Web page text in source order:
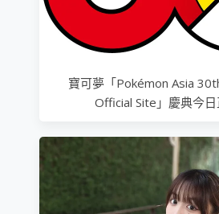
寶可夢「Pokémon Asia
Official Site」慶典今